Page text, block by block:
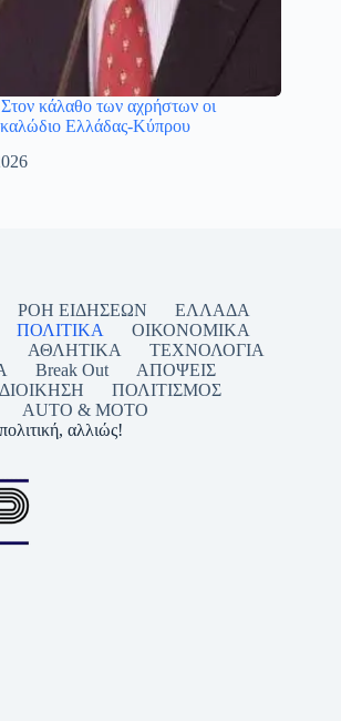
κάλαθο των αχρήστων οι
καλώδιο Ελλάδας-Κύπρου
ΡΟΗ ΕΙΔΗΣΕΩΝ
ΕΛΛΑΔΑ
ΠΟΛΙΤΙΚΑ
ΟΙΚΟΝΟΜΙΚΑ
ΑΘΛΗΤΙΚΑ
ΤΕΧΝΟΛΟΓΙΑ
Break Out
ΑΠΟΨΕΙΣ
ΠΟΛΙΤΙΣΜΟΣ
AUTO & MOTO
αλλιώς!